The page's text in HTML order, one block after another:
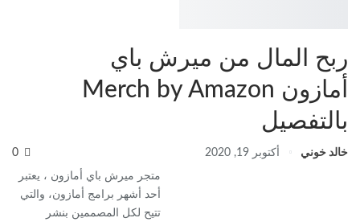
ربح المال من ميرش باي
أمازونMerch by Amazon ‎
بالتفصيل
خالد خوني أكتوبر 19, 2020
متجر ميرش باي أمازون ، يعتبر
أحد أشهر برامج أمازون، والتي
تتيح لكل المصممين بنشر